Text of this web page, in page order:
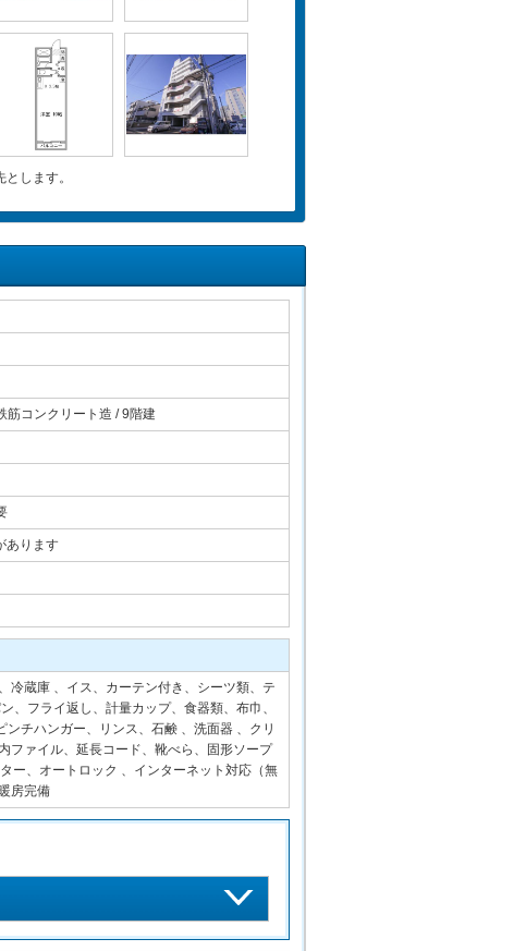
します。
筋コンクリート造 / 9階建
あります
冷蔵庫 、イス、カーテン付き、シーツ類、テ
、フライ返し、計量カップ、食器類、布巾、
チハンガー、リンス、石鹸 、洗面器 、クリ
ファイル、延長コード、靴べら、固形ソープ
ー、オートロック 、インターネット対応（無
房完備